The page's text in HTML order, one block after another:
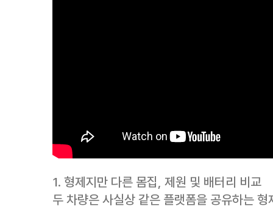
1. 형제지만 다른 몸집, 제원 및 배터리 비교
두 차량은 사실상 같은 플랫폼을 공유하는